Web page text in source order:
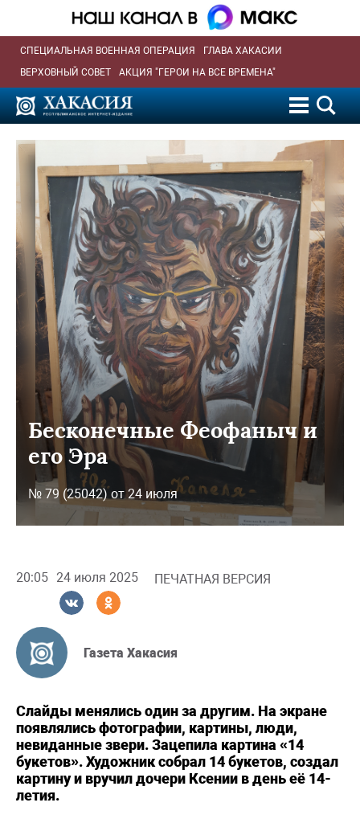
СПЕЦИАЛЬНАЯ ВОЕННАЯ ОПЕРАЦИЯ
ГЛАВА ХАКАСИИ
ВЕРХОВНЫЙ СОВЕТ
АКЦИЯ "ГЕРОИ НА ВСЕ ВРЕМЕНА"
Бесконечные Феофаныч и
его Эра
№ 79 (25042) от 24 июля
20:05 24 июля 2025 ПЕЧАТНАЯ ВЕРСИЯ
Газета Хакасия
Слайды менялись один за другим. На экране
появлялись фотографии, картины, люди,
невиданные звери. Зацепила картина «14
букетов». Художник собрал 14 букетов, создал
картину и вручил дочери Ксении в день её 14-
летия.